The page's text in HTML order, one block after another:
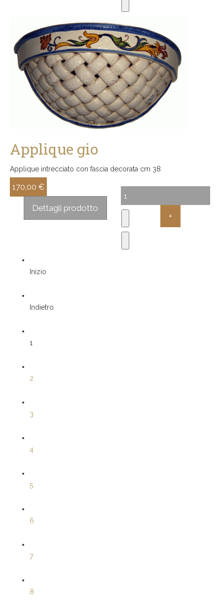
Applique gio
Applique intrecciato con fascia decorata cm 38
170,00 €
Dettagli prodotto
Inizio
Indietro
1
2
3
4
5
6
7
8